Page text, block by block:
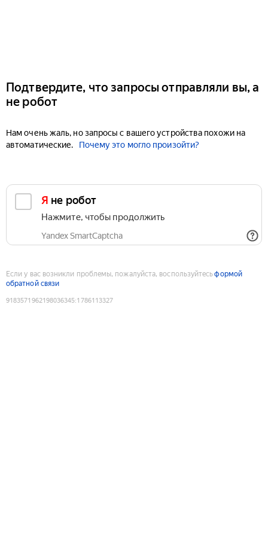
Подтвердите, что запросы отправляли вы, а
не робот
Нам очень жаль, но запросы с вашего устройства похожи на
автоматические.
Почему это могло произойти?
Я не робот
Нажмите, чтобы продолжить
Yandex SmartCaptcha
Если у вас возникли проблемы, пожалуйста, воспользуйтесьформой
обратной связи
9183571962198036345:1786113327